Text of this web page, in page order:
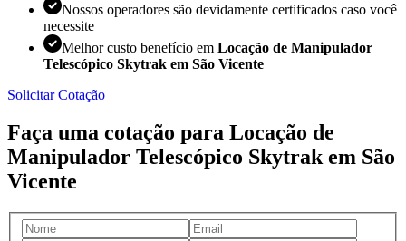
Nossos operadores são devidamente certificados caso você
necessite
Melhor custo benefício em Locação de Manipulador
Telescópico Skytrak em São Vicente
Solicitar Cotação
Faça uma cotação para Locação de
Manipulador Telescópico Skytrak em São
Vicente